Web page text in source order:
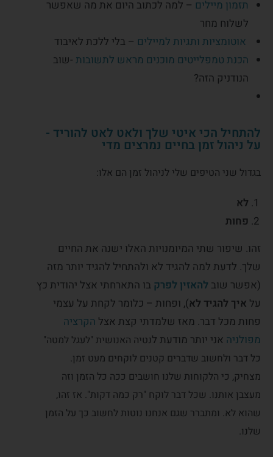
תזמון מיילים – למה לכתוב היום את מה שאפשר
לשלוח מחר
אוטומציות ותגיות למיילים – בלי ללכת לאיבוד
הכנת טמפלייטים מוכנים מראש לתשובות -שוב
הנודניק הזה?
להתחיל הכי איטי שלך ולאט לאט להוריד -
על ניהול זמן בחיים נמרצים מדי
בגדול שני הטיפים שלי לניהול זמן הם אלו:
לא
פחות
זהו. שיפור שתי המיומנויות האלו ישנה את החיים
שלך. לדעת למה להגיד לא ולהתחיל להגיד יותר מזה
(אפשר שוב להאזין לפרק בו התארחתי אצל יהודית כץ
על איך להגיד לא), ופחות – כלומר לקחת על עצמי
פחות מכל דבר. מאז שלמדתי קצת אצל הקרציה
מפולניה אני יותר מודעת לנטיה האנושית "לעגל למטה"
כל דבר ולחשוב שדברים קטנים לוקחים מעט זמן.
מצחיק, כי הלקוחות שלנו חושבים ככה כל הזמן וזה
מעצבן אותנו. שכל דבר לוקח "רק כמה דקות". אז זהו,
שהוא לא. ומתברר שגם אנחנו נוטות לחשוב כך על הזמן
שלנו.